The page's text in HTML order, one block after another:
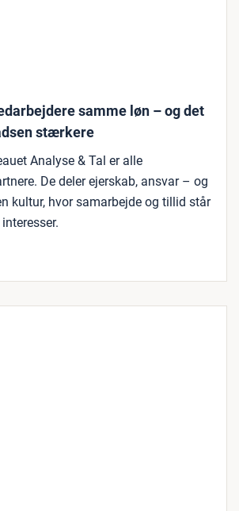
samme løn – og det
stærkere
Analyse & Tal er alle
De deler ejerskab, ansvar – og
kultur, hvor samarbejde og tillid står